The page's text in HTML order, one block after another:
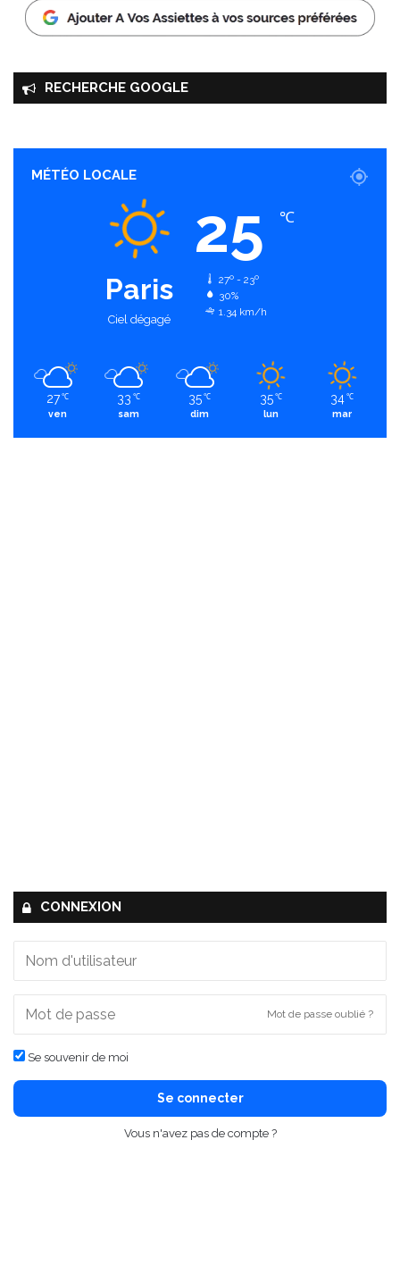
RECHERCHE GOOGLE
MÉTÉO LOCALE
Paris
Ciel dégagé
25 ℃
27º - 23º
30%
1.34 km/h
27 ℃
ven
33 ℃
sam
35 ℃
dim
35 ℃
lun
34 ℃
mar
CONNEXION
Mot de passe oublié ?
Se souvenir de moi
Se connecter
Vous n'avez pas de compte ?